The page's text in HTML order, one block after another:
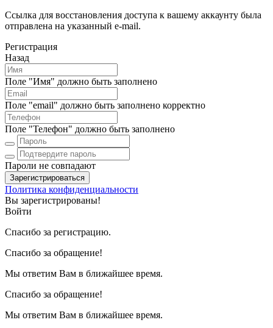
Ссылка для восстановления доступа к вашему аккаунту была
отправлена на указанный e-mail.
Регистрация
Назад
Поле "Имя" должно быть заполнено
Поле "email" должно быть заполнено корректно
Поле "Телефон" должно быть заполнено
Пароли не совпадают
Зарегистрироваться
Политика конфиденциальности
Вы зарегистрированы!
Войти
Спасибо за регистрацию.
Спасибо за обращение!
Мы ответим Вам в ближайшее время.
Спасибо за обращение!
Мы ответим Вам в ближайшее время.